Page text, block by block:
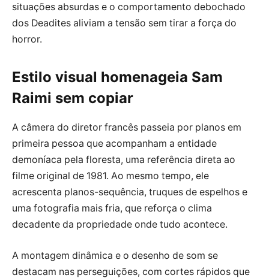
situações absurdas e o comportamento debochado
dos Deadites aliviam a tensão sem tirar a força do
horror.
Estilo visual homenageia Sam
Raimi sem copiar
A câmera do diretor francês passeia por planos em
primeira pessoa que acompanham a entidade
demoníaca pela floresta, uma referência direta ao
filme original de 1981. Ao mesmo tempo, ele
acrescenta planos-sequência, truques de espelhos e
uma fotografia mais fria, que reforça o clima
decadente da propriedade onde tudo acontece.
A montagem dinâmica e o desenho de som se
destacam nas perseguições, com cortes rápidos que